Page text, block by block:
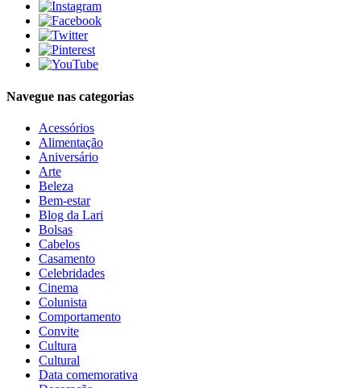
Navegue nas categorias
Acessórios
Alimentação
Aniversário
Arte
Beleza
Bem-estar
Blog da Lari
Bolsas
Cabelos
Casamento
Celebridades
Cinema
Colunista
Comportamento
Convite
Cultura
Cultural
Data comemorativa